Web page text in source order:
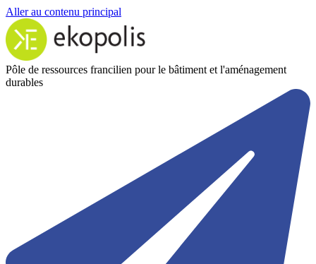
Aller au contenu principal
Pôle de ressources francilien pour le bâtiment et l'aménagement
durables